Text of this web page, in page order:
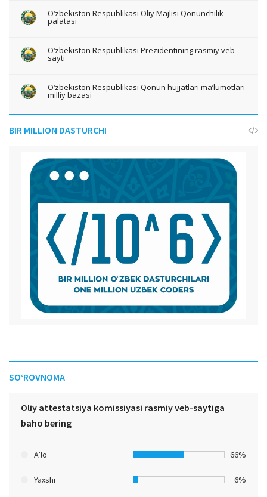
O‘zbekiston Respublikasi Oliy Majlisi Qonunchilik
palatasi
O‘zbekiston Respublikasi Prezidentining rasmiy veb
sayti
O‘zbekiston Respublikasi Qonun hujjatlari ma’lumotlari
milliy bazasi
BIR MILLION DASTURCHI
SO‘ROVNOMA
Oliy attestatsiya komissiyasi rasmiy veb-saytiga
baho bering
A’lo 66%
Yaxshi 6%